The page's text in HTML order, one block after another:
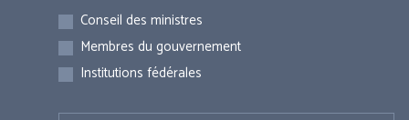
Inscriptions
Conseil des ministres
Membres du gouvernement
Institutions fédérales